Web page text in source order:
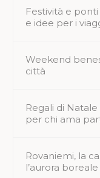
Festività e
e idee per i
Weekend
città
Regali di
per chi ama
Rovaniemi, la
l’aurora boreale